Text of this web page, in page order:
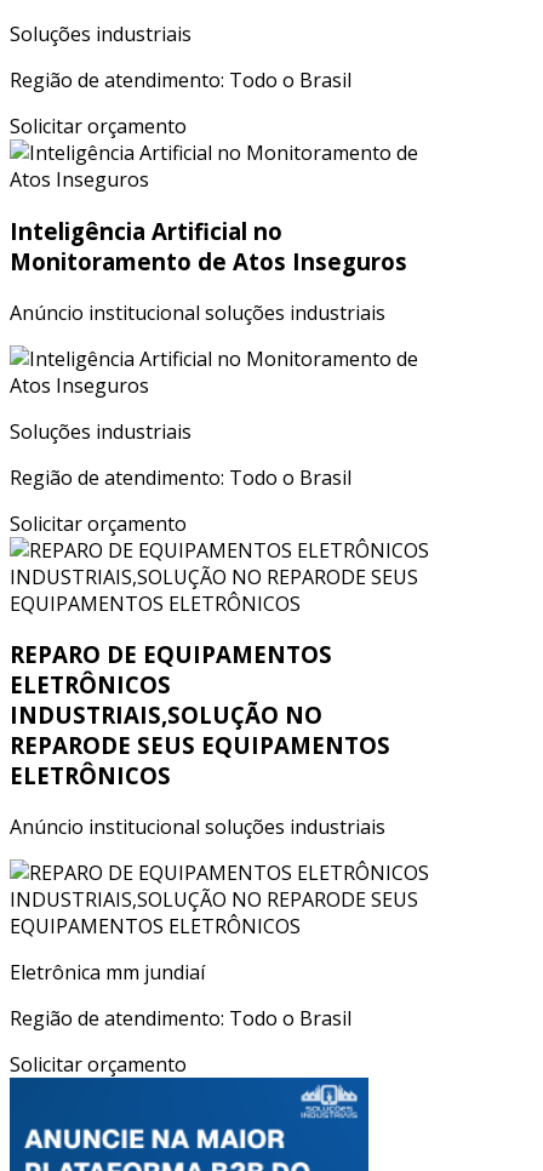
Soluções industriais
Região de atendimento: Todo o Brasil
Solicitar orçamento
Inteligência Artificial no
Monitoramento de Atos Inseguros
Anúncio institucional soluções industriais
Soluções industriais
Região de atendimento: Todo o Brasil
Solicitar orçamento
REPARO DE EQUIPAMENTOS
ELETRÔNICOS
INDUSTRIAIS,SOLUÇÃO NO
REPARODE SEUS EQUIPAMENTOS
ELETRÔNICOS
Anúncio institucional soluções industriais
Eletrônica mm jundiaí
Região de atendimento: Todo o Brasil
Solicitar orçamento